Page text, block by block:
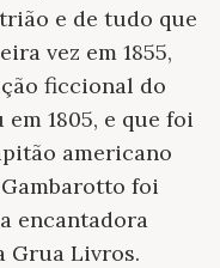
e de tudo que
vez em 1855,
ficcional do
1805, e que foi
americano
foi
encantadora
Grua Livros.